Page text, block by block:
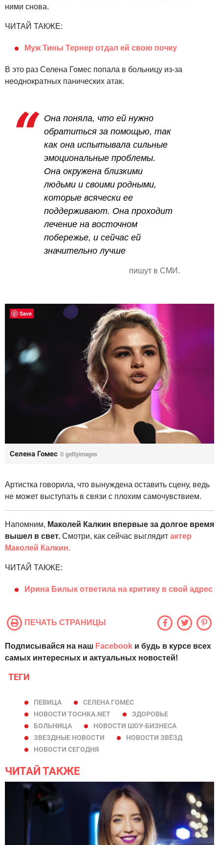
ними снова.
ЧИТАЙ ТАКЖЕ:
Муж Тины Тернер отдал ей свою почку
В это раз Селена Гомес попала в больницу из-за
неоднократных панических атак.
Она поняла, что ей нужно
обратиться за помощью, так
как она испытывала сильные
эмоциональные проблемы.
Она окружена близкими
людьми и своими родными,
которые всячески ее
поддерживают. Она проходит
лечение на восточном
побережье, и сейчас ей
значительно лучше
пишут в СМИ.
Селена Гомес © gettyimages
Артистка говорила, что вынуждена оставить сцену, ведь
не может выступать в связи с плохим самочувствием.
Напомним, Маколей Калкин впервые за долгое время
вышел в свет. Смотри, как сейчас выглядит актер
Маколей Калкин.
ЧИТАЙ ТАКЖЕ:
Ирина Билык ответила на критику в свой адрес
ПЕЧАТЬ СТРАНИЦЫ
Подписывайся на наш Facebook и будь в курсе всех
самых интересных и актуальных новостей!
ТЕГИ
ПЕВИЦА
СЕЛЕНА ГОМЕС
НОВОСТИ TOCHKA.NET
ЗДОРОВЬЕ
БОЛЬНИЦА
НОВОСТИ ШОУ-БИЗНЕСА
ЗВЕЗДНЫЕ НОВОСТИ
НОВОСТИ ЗВЁЗД
НОВОСТИ СЕГОДНЯ
ЧИТАЙ ТАКЖЕ
Save